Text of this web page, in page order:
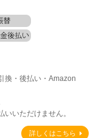
換・後払い・Amazon
いただけません。
詳しくはこちら